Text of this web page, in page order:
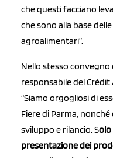
che questi facciano
che sono alla base
agroalimentari”.
Nello stesso
responsabile del
“Siamo orgogliosi di
Fiere di Parma,
sviluppo e rilancio. Solo
presentazione dei